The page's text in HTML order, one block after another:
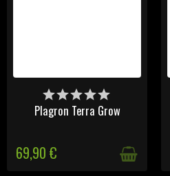
DERNIERS ARTICLES EN
STOCK
Plagron Terra Grow
69,90 €